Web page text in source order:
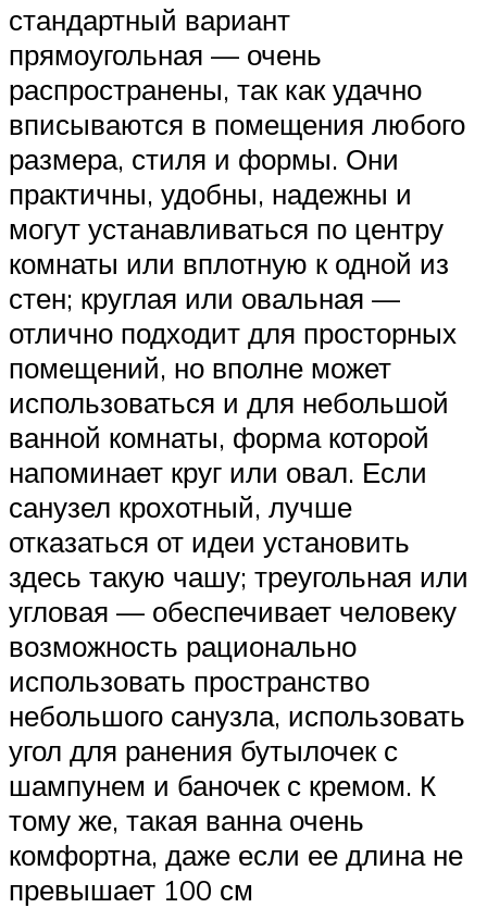
стандартный вариант
прямоугольная — очень
распространены, так как удачно
вписываются в помещения любого
размера, стиля и формы. Они
практичны, удобны, надежны и
могут устанавливаться по центру
комнаты или вплотную к одной из
стен; круглая или овальная —
отлично подходит для просторных
помещений, но вполне может
использоваться и для небольшой
ванной комнаты, форма которой
напоминает круг или овал. Если
санузел крохотный, лучше
отказаться от идеи установить
здесь такую чашу; треугольная или
угловая — обеспечивает человеку
возможность рационально
использовать пространство
небольшого санузла, использовать
угол для ранения бутылочек с
шампунем и баночек с кремом. К
тому же, такая ванна очень
комфортна, даже если ее длина не
превышает 100 см